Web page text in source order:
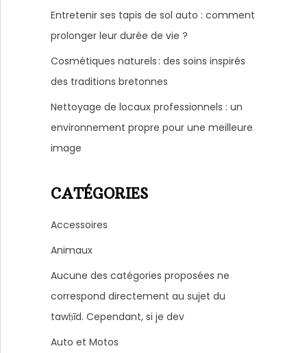
Entretenir ses tapis de sol auto : comment
prolonger leur durée de vie ?
Cosmétiques naturels : des soins inspirés
des traditions bretonnes
Nettoyage de locaux professionnels : un
environnement propre pour une meilleure
image
CATÉGORIES
Accessoires
Animaux
Aucune des catégories proposées ne
correspond directement au sujet du
tawḥīd. Cependant, si je dev
Auto et Motos